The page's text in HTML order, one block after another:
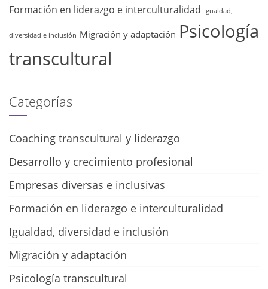
Formación en liderazgo e interculturalidad Igualdad,
diversidad e inclusión Migración y adaptación Psicología
transcultural
Categorías
Coaching transcultural y liderazgo
Desarrollo y crecimiento profesional
Empresas diversas e inclusivas
Formación en liderazgo e interculturalidad
Igualdad, diversidad e inclusión
Migración y adaptación
Psicología transcultural